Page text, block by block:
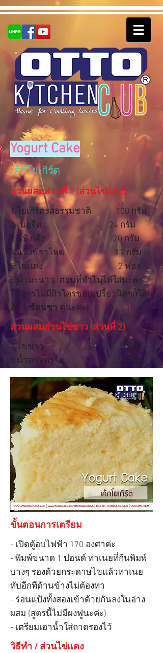
Yogurt Cake
เค้กโยเกิร์ต
ส่วนผสมส่วนที่ 1 (ส่วนไข่แดง)
1.โยเกิร์ตรสธรรมชาติ 100 กรัม
2.เนยจืด 24 กรัม
3.แป้งเค้ก 20 กรัม
4.แป้งข้าวโพด 12 กรัม
5.ไข่แดง 2 ฟอง
6.น้ำมะนาว (ตอนที่ทำไม่ได้ใส่นะค่ะ
ในสูตรไม่มีถ้าใครชอบเปรี้ยวนิดๆก็ใส่
สัก 1 ช้อนชา ดูนะค่ะ)
ส่วนผสมส่วนไข่ขาว (ส่วนที่ 2)
7.ไข่ขาว 2 ฟอง
8.น้ำตาลทราย 60 กรัม
ขั้นตอนการเตรียม
- เปิดตู้อบไฟฟ้า 170 องศาค่ะ
- พิมพ์ขนาด 1 ปอนด์ ทาเนยที่ก้นพิมพ์
บางๆ รองด้วยกระดาษไขแล้วทาเนย
ทับอีกทีด้านข้างไม่ต้องทา
- ร่อนแป้งทั้งสองเข้าด้วยกันลงในอ่าง
ผสม (สูตรนี้ไม่มีผงฟูนะค่ะ)
- เตรียมเอาน้ำใส่ถาดรองไว้
วิธีทำ / ส่วนไข่แดง